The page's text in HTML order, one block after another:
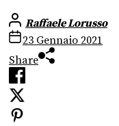
Raffaele Lorusso
23 Gennaio 2021
Share